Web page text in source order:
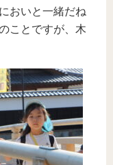
おいと一緒だね
ことですが、木